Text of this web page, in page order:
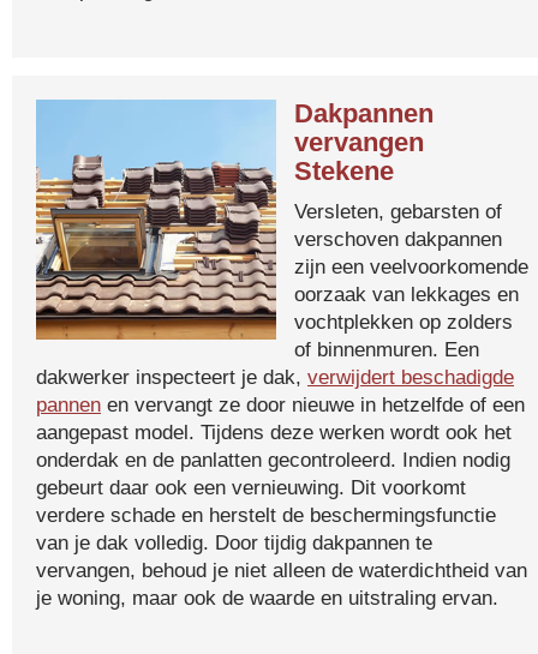
Dakpannen
vervangen
Stekene
Versleten, gebarsten of
verschoven dakpannen
zijn een veelvoorkomende
oorzaak van lekkages en
vochtplekken op zolders
of binnenmuren. Een
dakwerker inspecteert je dak, verwijdert beschadigde
pannen en vervangt ze door nieuwe in hetzelfde of een
aangepast model. Tijdens deze werken wordt ook het
onderdak en de panlatten gecontroleerd. Indien nodig
gebeurt daar ook een vernieuwing. Dit voorkomt
verdere schade en herstelt de beschermingsfunctie
van je dak volledig. Door tijdig dakpannen te
vervangen, behoud je niet alleen de waterdichtheid van
je woning, maar ook de waarde en uitstraling ervan.